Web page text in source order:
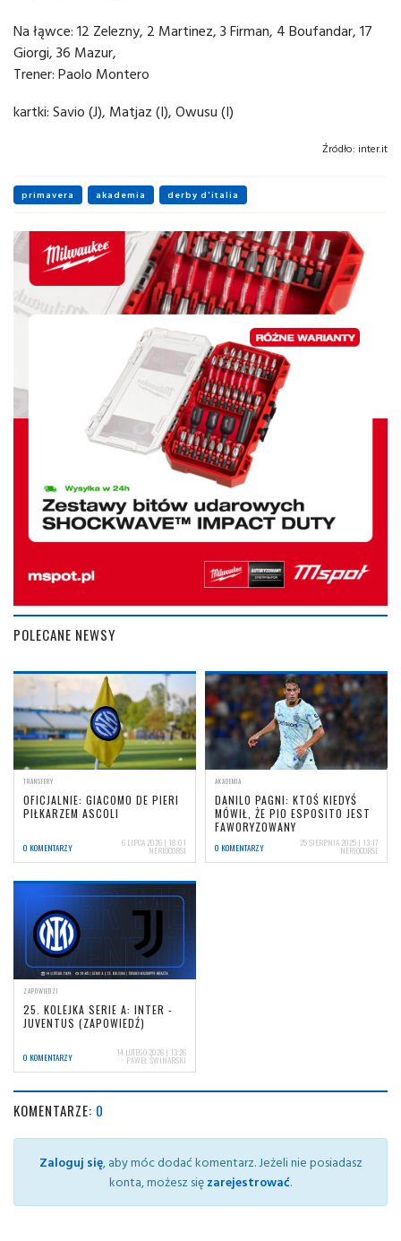
Na łąwce: 12 Zelezny, 2 Martinez, 3 Firman, 4 Boufandar, 17
Giorgi, 36 Mazur,
Trener: Paolo Montero
kartki: Savio (J), Matjaz (I), Owusu (I)
Źródło: inter.it
primavera akademia derby d'italia
POLECANE NEWSY
TRANSFERY
OFICJALNIE: GIACOMO DE PIERI
PIŁKARZEM ASCOLI
0 KOMENTARZY 6 LIPCA 2026 | 18:01
NERIOCORSI
AKADEMIA
DANILO PAGNI: KTOŚ KIEDYŚ
MÓWIŁ, ŻE PIO ESPOSITO JEST
FAWORYZOWANY
0 KOMENTARZY 25 SIERPNIA 2025 | 13:17
NERIOCORSI
ZAPOWIEDZI
25. KOLEJKA SERIE A: INTER -
JUVENTUS (ZAPOWIEDŹ)
0 KOMENTARZY 14 LUTEGO 2026 | 13:26
PAWEŁ ŚWINARSKI
KOMENTARZE: 0
Zaloguj się, aby móc dodać komentarz. Jeżeli nie posiadasz
konta, możesz sięzarejestrować.